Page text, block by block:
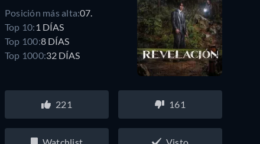
Posición más alta:07.
Top 10: 1 DÍAS
Top 100:8 DÍAS
Top 1000:32 DÍAS
221 161